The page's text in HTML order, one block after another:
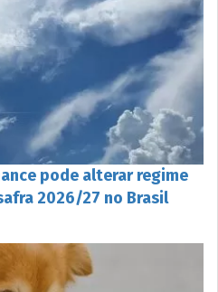
pode alterar regime
2026/27 no Brasil